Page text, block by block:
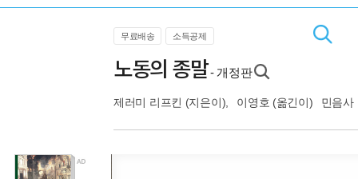
무료배송 소득공제
노동의 종말- 개정판
제러미 리프킨 (지은이), 이영호 (옮긴이) 민음사